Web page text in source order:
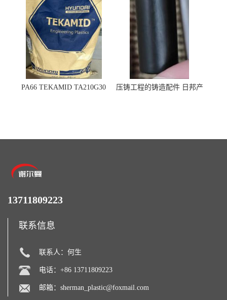
PA66 TEKAMID TA210G30
压铸工程的铸造配件 日邦产
13711809223
联系信息
联系人：何生
电话：+86 13711809223
邮箱： sherman_plastic@foxmail.com